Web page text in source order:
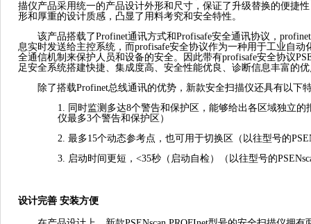
描仪产品采用统一的产品设计外形和尺寸，保证了升级替换的便捷
形和厚重的设计质感，凸显了用料考究和安全特性。
该产品搭载了Profinet通讯方式和Profisafe安全通讯协议，
息实时发送给主控系统，而profisafe安全协议作为一种用于工业自
全通信机制来保护人员和设备的安全。因此带有profisafe安全协议
足安全系统搭建快捷、集成度高、安全性能优良、诊断信息丰富的
除了搭载Profinet总线通讯的优势，新款安全扫描仪还具有以下
1. 同时监测多达8个警告和保护区，能够给出各区域独立的
仪最多3个警告和保护区）
2. 最多15个动态参考点，也可用于切换区（以往型号的
3. 启动时间更短， <35秒（启动自检）（以往型号的
设计完善 安装方便